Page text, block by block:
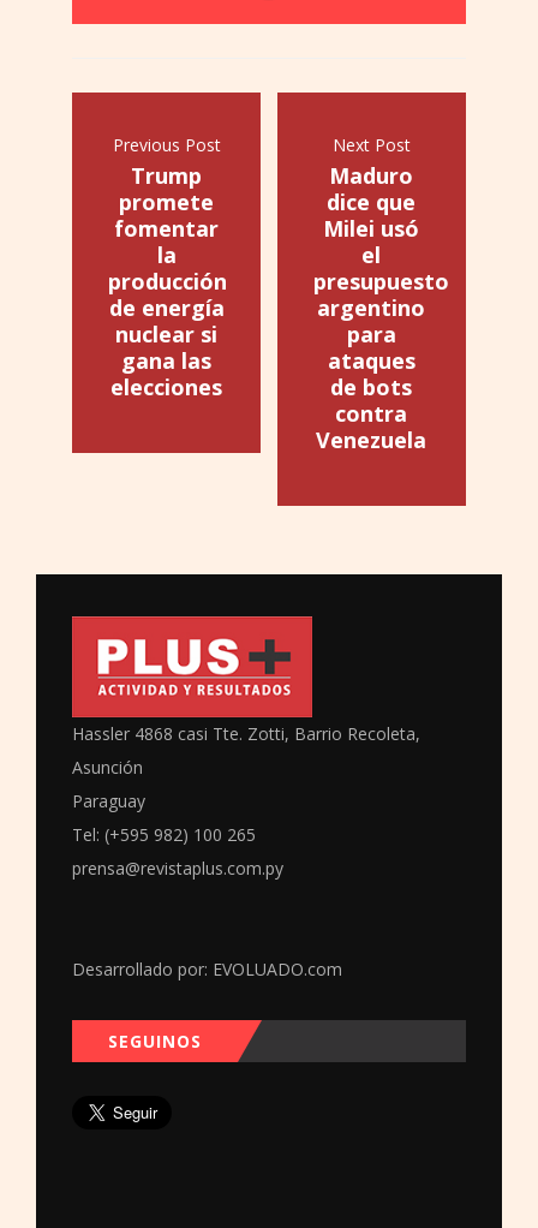
Previous Post
Trump
promete
fomentar
la
producción
de energía
nuclear si
gana las
elecciones
Next Post
Maduro
dice que
Milei usó
el
presupuesto
argentino
para
ataques
de bots
contra
Venezuela
Hassler 4868 casi Tte. Zotti, Barrio Recoleta,
Asunción
Paraguay
Tel: (+595 982) 100 265
prensa@revistaplus.com.py
Desarrollado por: EVOLUADO.com
SEGUINOS